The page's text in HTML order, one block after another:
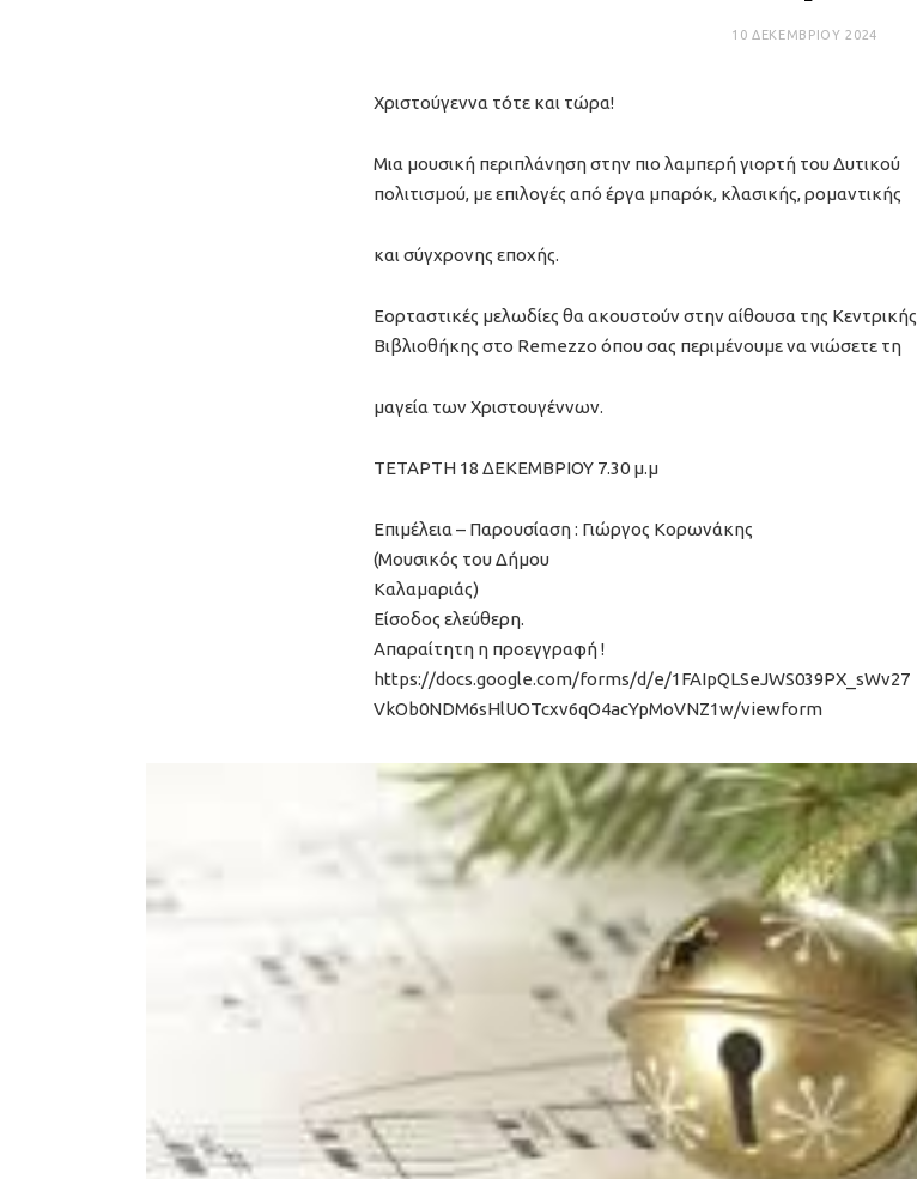
10 ΔΕΚΕΜΒΡΊΟΥ 2024
Χριστούγεννα τότε και τώρα!
Μια μουσική περιπλάνηση στην πιο λαμπερή γιορτή του Δυτικού
πολιτισμού, με επιλογές από έργα μπαρόκ, κλασικής, ρομαντικής
και σύγχρονης εποχής.
Εορταστικές μελωδίες θα ακουστούν στην αίθουσα της Κεντρικής
Βιβλιοθήκης στο Remezzo όπου σας περιμένουμε να νιώσετε τη
μαγεία των Χριστουγέννων.
ΤΕΤΑΡΤΗ 18 ΔΕΚΕΜΒΡΙΟΥ 7.30 μ.μ
Επιμέλεια – Παρουσίαση : Γιώργος Κορωνάκης
(Μουσικός του Δήμου
Καλαμαριάς)
Είσοδος ελεύθερη.
Απαραίτητη η προεγγραφή !
https://docs.google.com/forms/d/e/1FAIpQLSeJWS039PX_sWv27
VkOb0NDM6sHlUOTcxv6qO4acYpMoVNZ1w/viewform